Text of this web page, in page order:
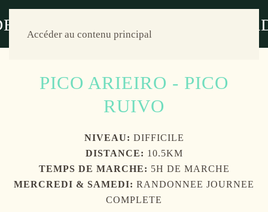
Accéder au contenu principal
PICO ARIEIRO - PICO
RUIVO
NIVEAU: DIFFICILE
DISTANCE: 10.5KM
TEMPS DE MARCHE: 5H DE MARCHE
MERCREDI & SAMEDI: RANDONNEE JOURNEE
COMPLETE